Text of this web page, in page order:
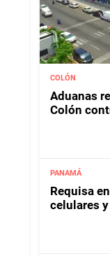
COLÓN
Aduanas
Colón
PANAMÁ
Requisa
celulares